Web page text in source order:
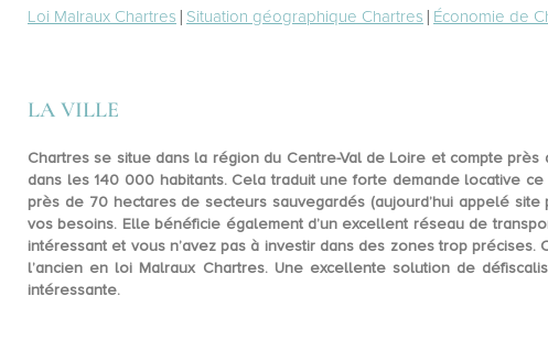
Loi Malraux Chartres | Situation géographique Chartres | Économie de
LA VILLE
Chartres se situe dans la région du Centre-Val de Loire et compte
dans les 140 000 habitants. Cela traduit uneforte demande locative ce
près de 70 hectares de secteurs sauvegardés (aujourd’hui appelé
vos besoins. Elle bénéficie également d’un excellent réseau de
intéressant et vous n’avez pas à investir dans des zones trop
l’ancien en loi Malraux Chartres. Une excellente solution de
intéressante.